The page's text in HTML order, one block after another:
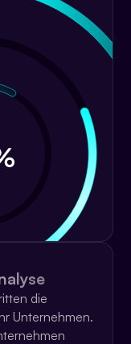
die
Unternehmen.